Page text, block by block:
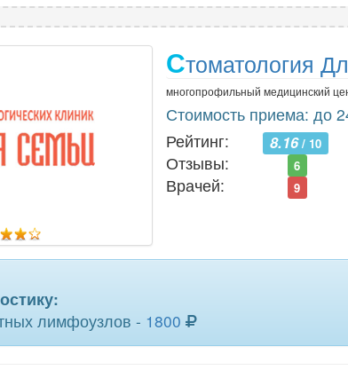
Стоматология
многопрофильный медицинский
Стоимость приема: до
Рейтинг:
8.16/ 10
Отзывы: 6
Врачей: 9
лимфоузлов - 1800